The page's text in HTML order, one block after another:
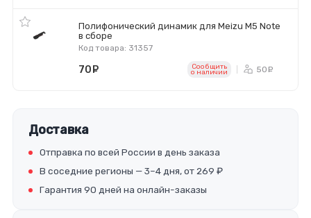
Полифонический динамик для Meizu M5 Note
в сборе
Код товара: 31357
70 Сообщить
o наличии 50
Доставка
Отправка по всей России в день заказа
В соседние регионы — 3–4 дня, от 269 ₽
Гарантия 90 дней на онлайн-заказы